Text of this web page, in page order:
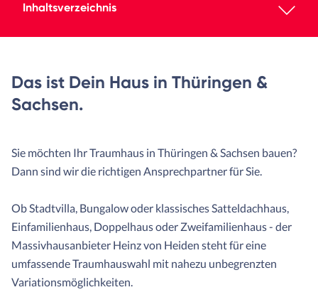
Inhaltsverzeichnis
Das ist Dein Haus in Thüringen &
Sachsen.
Sie möchten Ihr Traumhaus in Thüringen & Sachsen bauen?
Dann sind wir die richtigen Ansprechpartner für Sie.
Ob Stadtvilla, Bungalow oder klassisches Satteldachhaus,
Einfamilienhaus, Doppelhaus oder Zweifamilienhaus - der
Massivhausanbieter Heinz von Heiden steht für eine
umfassende Traumhauswahl mit nahezu unbegrenzten
Variationsmöglichkeiten.